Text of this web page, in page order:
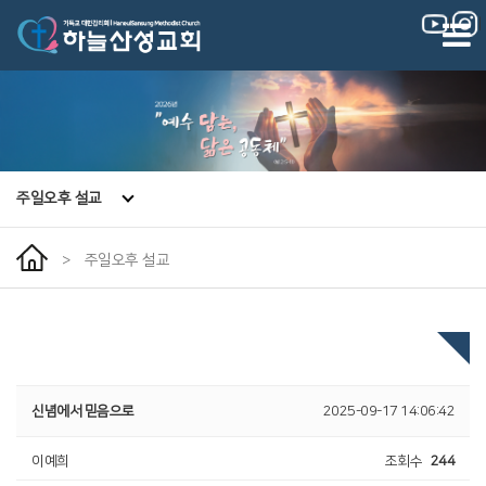
|
주일오후 설교
> 주일오후 설교
신념에서 믿음으로 2025-09-17 14:06:42
이예희 조회수 244